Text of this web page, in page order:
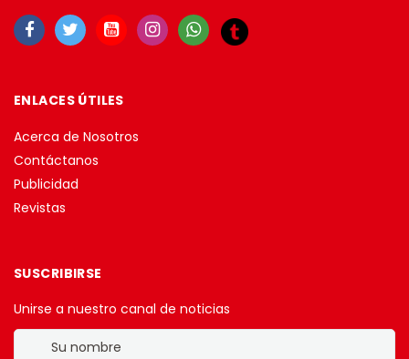
ENLACES ÚTILES
Acerca de Nosotros
Contáctanos
Publicidad
Revistas
SUSCRIBIRSE
Unirse a nuestro canal de noticias